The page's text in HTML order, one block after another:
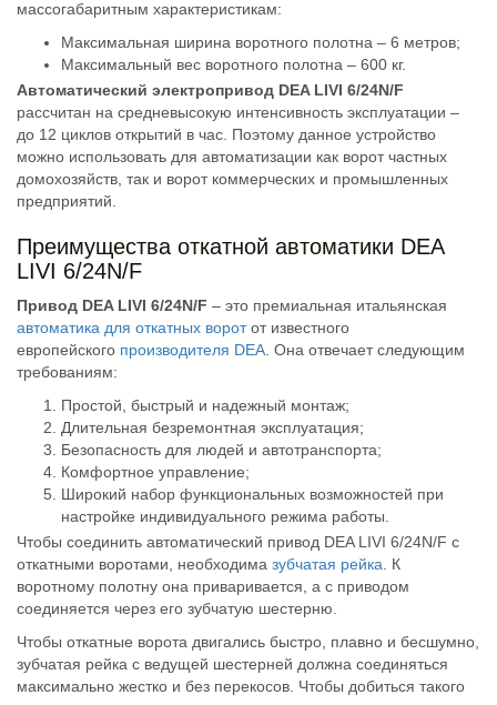
массогабаритным характеристикам:
Максимальная ширина воротного полотна – 6 метров;
Максимальный вес воротного полотна – 600 кг.
Автоматический электропривод DEA LIVI 6/24N/F
рассчитан на средневысокую интенсивность эксплуатации –
до 12 циклов открытий в час. Поэтому данное устройство
можно использовать для автоматизации как ворот частных
домохозяйств, так и ворот коммерческих и промышленных
предприятий.
Преимущества откатной автоматики DEA
LIVI 6/24N/F
Привод DEA LIVI 6/24N/F – это премиальная итальянская
автоматика для откатных воротот известного
европейского производителя DEA . Она отвечает следующим
требованиям:
Простой, быстрый и надежный монтаж;
Длительная безремонтная эксплуатация;
Безопасность для людей и автотранспорта;
Комфортное управление;
Широкий набор функциональных возможностей при
настройке индивидуального режима работы.
Чтобы соединить автоматический привод DEA LIVI 6/24N/F с
откатными воротами, необходима зубчатая рейка . К
воротному полотну она приваривается, а с приводом
соединяется через его зубчатую шестерню.
Чтобы откатные ворота двигались быстро, плавно и бесшумно,
зубчатая рейка с ведущей шестерней должна соединяться
максимально жестко и без перекосов. Чтобы добиться такого